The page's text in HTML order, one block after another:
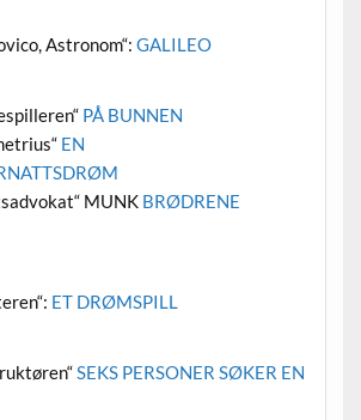
Astronom“: GALILEO
PÅ BUNNEN
EN
MUNK BRØDRENE
ET DRØMSPILL
SEKS PERSONER SØKER EN